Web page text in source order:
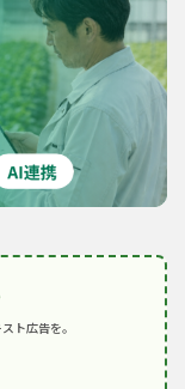
ト広告を。